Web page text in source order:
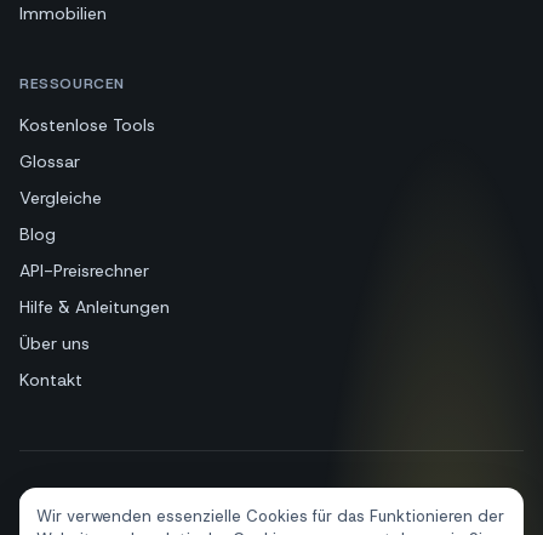
Wir verwenden essenzielle Cookies für das Funktionieren der
Immobilien
RESSOURCEN
Kostenlose Tools
Glossar
Vergleiche
Blog
API-Preisrechner
Hilfe & Anleitungen
Über uns
Kontakt